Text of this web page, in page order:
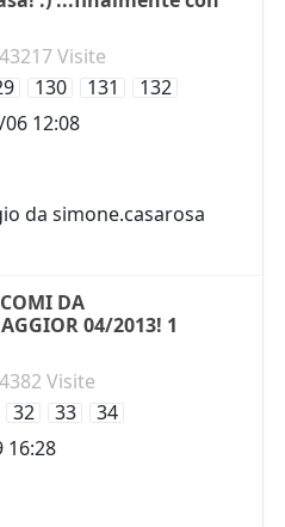
Visite
130 131
132
12:08
da simone.casarosa
DA
04/2013! 1
Visite
32 33
34
16:28